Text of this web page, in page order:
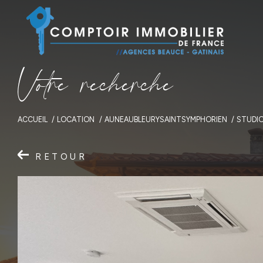
Votre recherche
ACCUEIL LOCATION AUNEAUBLEURYSAINTSYMPHORIEN
RETOUR